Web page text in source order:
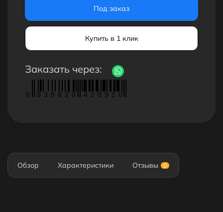
Под заказ
Купить в 1 клик
Заказать через:
6 9 3 8 8 2 0 4 2 0 9 1 0
Обзор Характеристики Отзывы 0